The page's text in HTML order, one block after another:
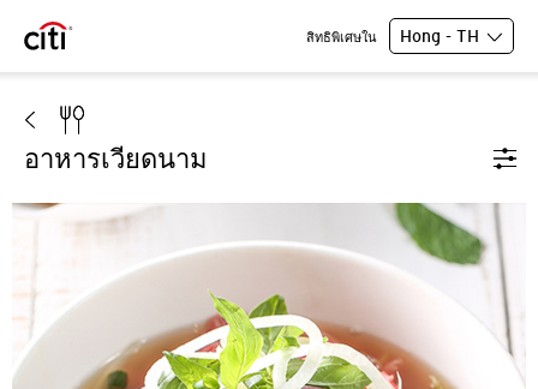
สิทธิพิเศษใน Hong - TH
อาหารเวียดนาม